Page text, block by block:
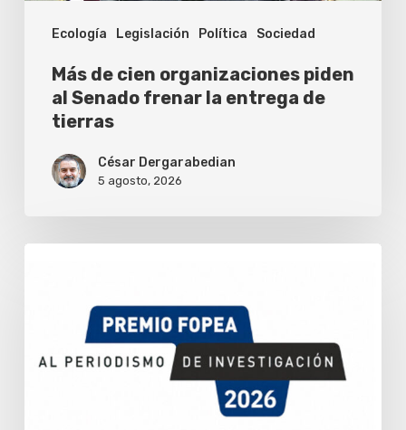
Ecología Legislación Política Sociedad
la
entrega
tierras
Más de cien organizaciones piden
al Senado frenar la entrega de
tierras
César Dergarabedian
5 agosto, 2026
convocatoria
para